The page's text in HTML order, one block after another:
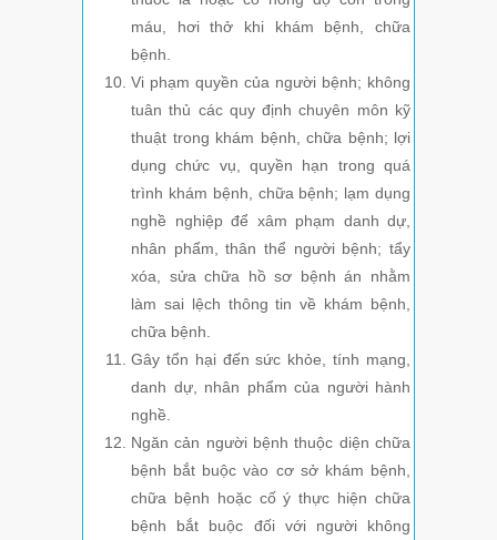
máu, hơi thở khi khám bệnh, chữa
bệnh.
Vi phạm quyền của người bệnh; không
tuân thủ các quy định chuyên môn kỹ
thuật trong khám bệnh, chữa bệnh; lợi
dụng chức vụ, quyền hạn trong quá
trình khám bệnh, chữa bệnh; lạm dụng
nghề nghiệp để xâm phạm danh dự,
nhân phẩm, thân thể người bệnh; tẩy
xóa, sửa chữa hồ sơ bệnh án nhằm
làm sai lệch thông tin về khám bệnh,
chữa bệnh.
Gây tổn hại đến sức khỏe, tính mạng,
danh dự, nhân phẩm của người hành
nghề.
Ngăn cản người bệnh thuộc diện chữa
bệnh bắt buộc vào cơ sở khám bệnh,
chữa bệnh hoặc cố ý thực hiện chữa
bệnh bắt buộc đối với người không